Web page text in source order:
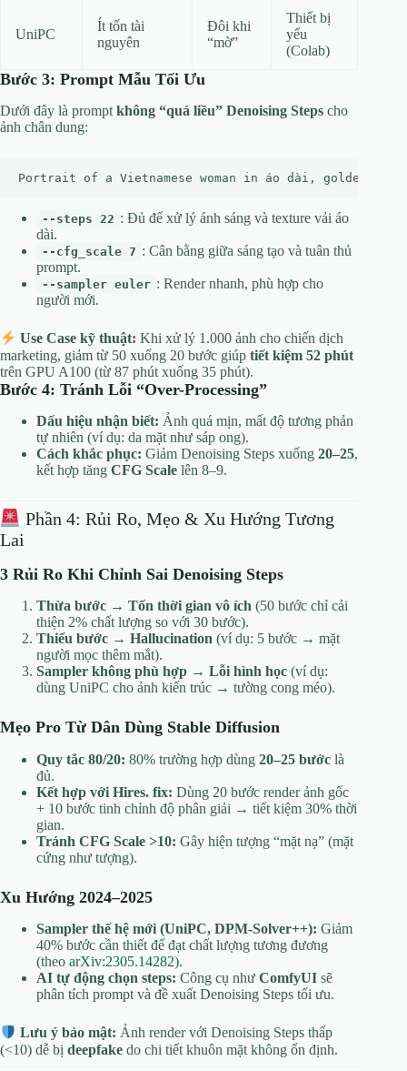
UniPC
Ít tốn tài
nguyên
Đôi khi
“mờ”
Thiết bị
yếu
(Colab)
Bước 3: Prompt Mẫu Tối Ưu
Dưới đây là prompt không “quá liều” Denoising Steps cho
ảnh chân dung:
--steps 22 : Đủ để xử lý ánh sáng và texture vải áo
dài.
--cfg_scale 7 : Cân bằng giữa sáng tạo và tuân thủ
prompt.
--sampler euler : Render nhanh, phù hợp cho
người mới.
Use Case kỹ thuật: Khi xử lý 1.000 ảnh cho chiến dịch
marketing, giảm từ 50 xuống 20 bước giúp tiết kiệm 52 phút
trên GPU A100 (từ 87 phút xuống 35 phút).
Bước 4: Tránh Lỗi “Over-Processing”
Dấu hiệu nhận biết: Ảnh quá mịn, mất độ tương phản
tự nhiên (ví dụ: da mặt như sáp ong).
Cách khắc phục: Giảm Denoising Steps xuống 20–25,
kết hợp tăng CFG Scale lên 8–9.
Phần 4: Rủi Ro, Mẹo & Xu Hướng Tương
Lai
3 Rủi Ro Khi Chỉnh Sai Denoising Steps
Thừa bước → Tốn thời gian vô ích (50 bước chỉ cải
thiện 2% chất lượng so với 30 bước).
Thiếu bước → Hallucination (ví dụ: 5 bước → mặt
người mọc thêm mắt).
Sampler không phù hợp → Lỗi hình học (ví dụ:
dùng UniPC cho ảnh kiến trúc → tường cong méo).
Mẹo Pro Từ Dân Dùng Stable Diffusion
Quy tắc 80/20: 80% trường hợp dùng 20–25 bước là
đủ.
Kết hợp với Hires. fix: Dùng 20 bước render ảnh gốc
+ 10 bước tinh chỉnh độ phân giải → tiết kiệm 30% thời
gian.
Tránh CFG Scale >10: Gây hiện tượng “mặt nạ” (mặt
cứng như tượng).
Xu Hướng 2024–2025
Sampler thế hệ mới (UniPC, DPM-Solver++): Giảm
40% bước cần thiết để đạt chất lượng tương đương
(theo arXiv:2305.14282).
AI tự động chọn steps: Công cụ như ComfyUI sẽ
phân tích prompt và đề xuất Denoising Steps tối ưu.
Lưu ý bảo mật: Ảnh render với Denoising Steps thấp
(<10) dễ bị deepfake do chi tiết khuôn mặt không ổn định.